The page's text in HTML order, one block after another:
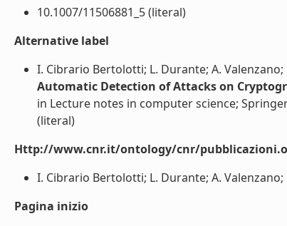
10.1007/11506881_5 (literal)
Alternative label
I. Cibrario Bertolotti; L. Durante; A. Valenzano;
Automatic Detection of Attacks on
in Lecture notes in computer science;
(literal)
Http://www.cnr.it/ontology/cnr/
I. Cibrario Bertolotti; L. Durante; A. Valenzano;
Pagina inizio